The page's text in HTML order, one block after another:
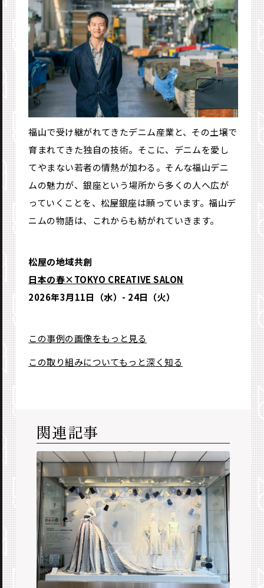
福山で受け継がれてきたデニム産業と、その土壌で
育まれてきた独自の技術。そこに、デニムを愛し
てやまない若者の情熱が加わる。そんな福山デニ
ムの魅力が、銀座という場所から多くの人へ広が
っていくことを、松屋銀座は願っています。福山デ
ニムの物語は、これからも紡がれていきます。
松屋の地域共創
日本の春×TOKYO CREATIVE SALON
2026年3月11日（水）- 24日（火）
この事例の画像をもっと見る
この取り組みについてもっと深く知る
関連記事